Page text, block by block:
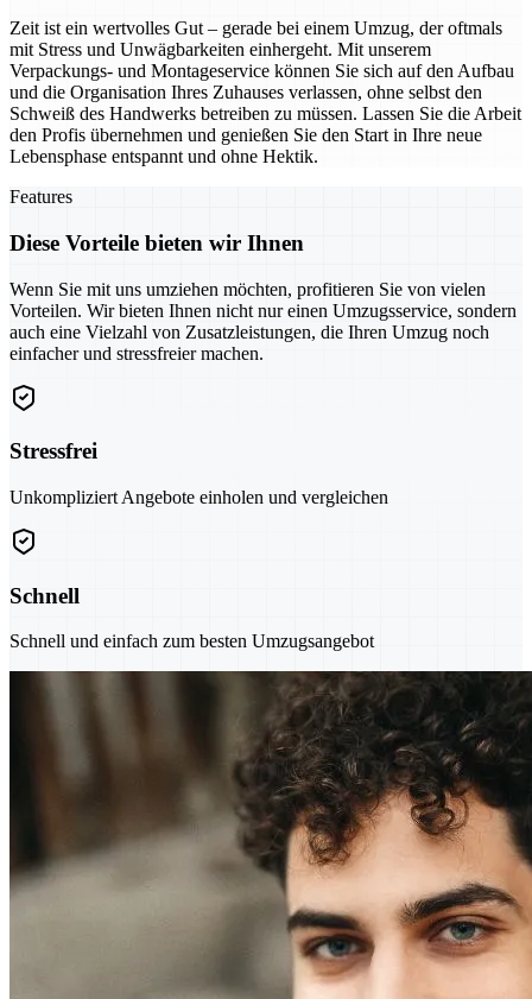
Zeit ist ein wertvolles Gut – gerade bei einem Umzug, der oftmals
mit Stress und Unwägbarkeiten einhergeht. Mit unserem
Verpackungs- und Montageservice können Sie sich auf den Aufbau
und die Organisation Ihres Zuhauses verlassen, ohne selbst den
Schweiß des Handwerks betreiben zu müssen. Lassen Sie die Arbeit
den Profis übernehmen und genießen Sie den Start in Ihre neue
Lebensphase entspannt und ohne Hektik.
Features
Diese Vorteile bieten wir Ihnen
Wenn Sie mit uns umziehen möchten, profitieren Sie von vielen
Vorteilen. Wir bieten Ihnen nicht nur einen Umzugsservice, sondern
auch eine Vielzahl von Zusatzleistungen, die Ihren Umzug noch
einfacher und stressfreier machen.
Stressfrei
Unkompliziert Angebote einholen und vergleichen
Schnell
Schnell und einfach zum besten Umzugsangebot